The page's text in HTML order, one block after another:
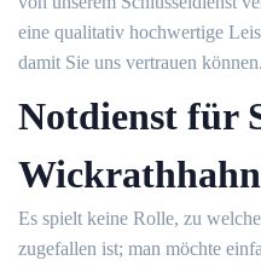
eine qualitativ hochwertige
damit Sie uns vertrauen können.
Notdienst für
Wickrathhahn
Es spielt keine Rolle, zu
zugefallen ist; man möchte